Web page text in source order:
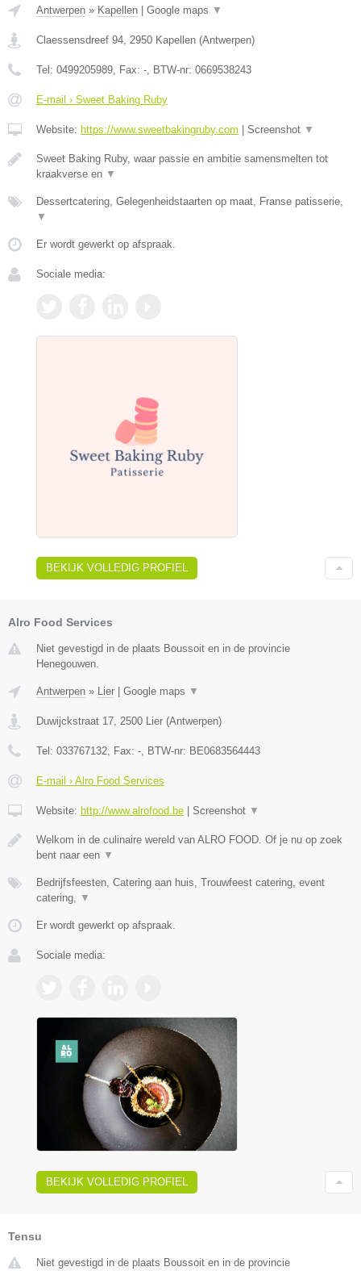
Antwerpen » Kapellen Google maps ▼
Claessensdreef 94, 2950 Kapellen (Antwerpen)
Tel: 0499205989, Fax: -, BTW-nr: 0669538243
E-mail › Sweet Baking Ruby
Website: https://www.sweetbakingruby.com Screenshot ▼
Sweet Baking Ruby, waar passie en ambitie samensmelten tot
kraakverse en ▼
Dessertcatering, Gelegenheidstaarten op maat, Franse patisserie,
▼
Er wordt gewerkt op afspraak.
Sociale media:
BEKIJK VOLLEDIG PROFIEL
Alro Food Services
Niet gevestigd in de plaats Boussoit en in de provincie
Henegouwen.
Antwerpen » Lier Google maps ▼
Duwijckstraat 17, 2500 Lier (Antwerpen)
Tel: 033767132, Fax: -, BTW-nr: BE0683564443
E-mail › Alro Food Services
Website: http://www.alrofood.be Screenshot ▼
Welkom in de culinaire wereld van ALRO FOOD. Of je nu op zoek
bent naar een ▼
Bedrijfsfeesten, Catering aan huis, Trouwfeest catering, event
catering, ▼
Er wordt gewerkt op afspraak.
Sociale media:
BEKIJK VOLLEDIG PROFIEL
Tensu
Niet gevestigd in de plaats Boussoit en in de provincie